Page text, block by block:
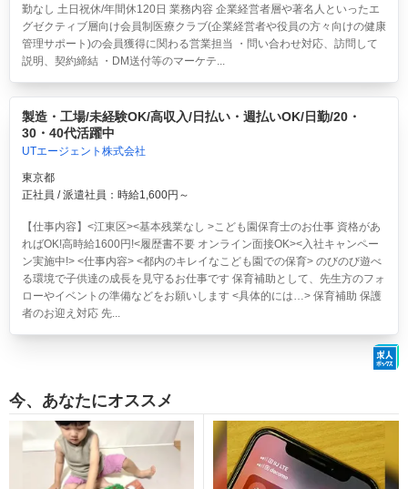
勤なし 土日祝休/年間休120日 業務内容 企業経営者層や著名人といったエ
グゼクティブ層向け会員制医療クラブ(企業経営者や役員の方々向けの健康
管理サポート)の会員獲得に関わる営業担当 ・問い合わせ対応、訪問して
説明、契約締結 ・DM送付等のマーケテ...
製造・工場/未経験OK/高収入/日払い・週払いOK/日勤/20・
30・40代活躍中
UTエージェント株式会社
東京都
正社員 / 派遣社員：時給1,600円～
【仕事内容】<江東区><基本残業なし >こども園保育士のお仕事 資格があ
ればOK!高時給1600円!<履歴書不要 オンライン面接OK><入社キャンペー
ン実施中!> <仕事内容> <都内のキレイなこども園での保育> のびのび遊べ
る環境で子供達の成長を見守るお仕事です 保育補助として、先生方のフォ
ローやイベントの準備などをお願いします <具体的には…> 保育補助 保護
者のお迎え対応 先...
今、あなたにオススメ